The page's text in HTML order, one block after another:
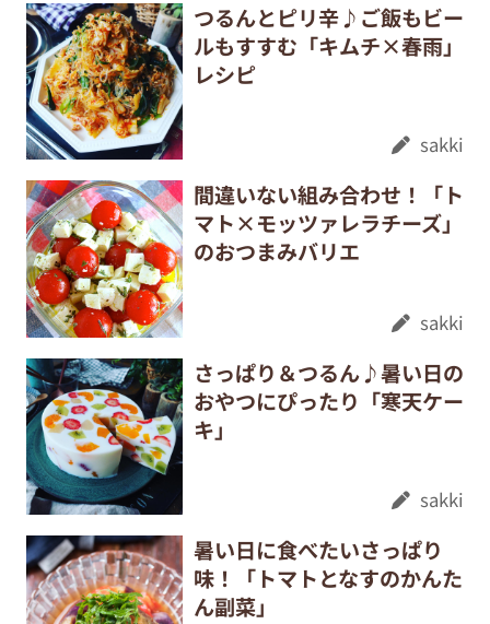
つるんとピリ辛♪ご飯もビー
ルもすすむ「キムチ×春雨」
レシピ
sakki
間違いない組み合わせ！「ト
マト×モッツァレラチーズ」
のおつまみバリエ
sakki
さっぱり＆つるん♪暑い日の
おやつにぴったり「寒天ケー
キ」
sakki
暑い日に食べたいさっぱり
味！「トマトとなすのかんた
ん副菜」